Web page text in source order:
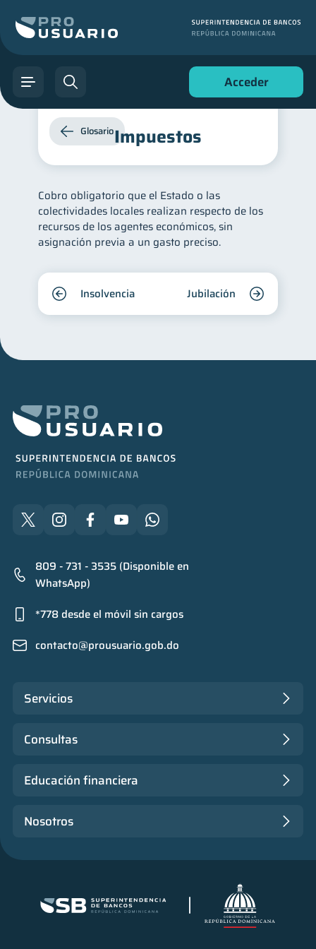
Acceder
Impuestos
Cobro obligatorio que el Estado o las
colectividades locales realizan respecto de los
recursos de los agentes económicos, sin
asignación previa a un gasto preciso.
Insolvencia Jubilación
Glosario
809 - 731 - 3535 (Disponible en
WhatsApp)
*778 desde el móvil sin cargos
contacto@prousuario.gob.do
Servicios
Consultas
Educación financiera
Nosotros